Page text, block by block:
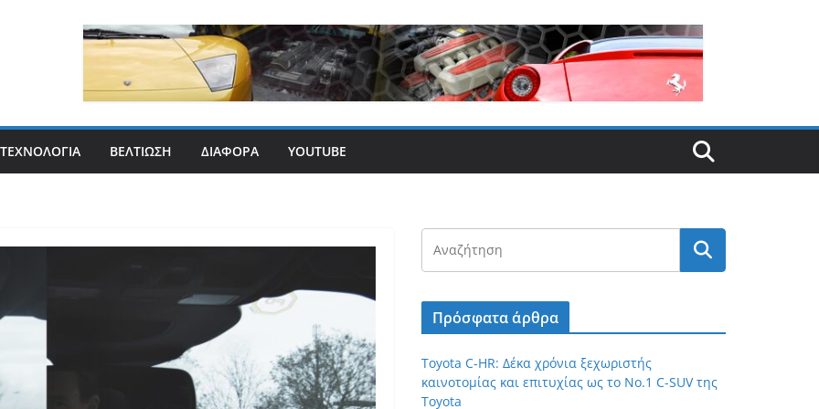
ΤΕΧΝΟΛΟΓΊΑ ΒΕΛΤΊΩΣΗ ΔΙΆΦΟΡΑ YOUTUBE
Πρόσφατα άρθρα
Toyota C-HR: Δέκα χρόνια ξεχωριστής
καινοτομίας και επιτυχίας ως το Νο.1 C-SUV της
Toyota